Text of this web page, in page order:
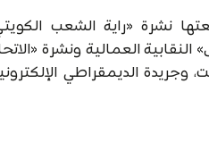
نشرة «راية الشعب
النقابية العمالية ونشرة
العراقي للكويت، وجريدة الديمقراطي